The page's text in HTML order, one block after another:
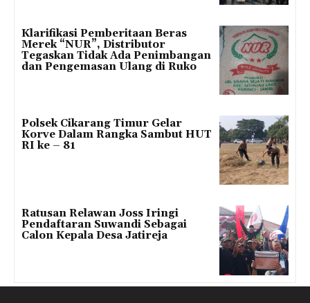
Klarifikasi Pemberitaan Beras
Merek “NUR”, Distributor
Tegaskan Tidak Ada Penimbangan
dan Pengemasan Ulang di Ruko
Polsek Cikarang Timur Gelar
Korve Dalam Rangka Sambut HUT
RI ke – 81
Ratusan Relawan Joss Iringi
Pendaftaran Suwandi Sebagai
Calon Kepala Desa Jatireja